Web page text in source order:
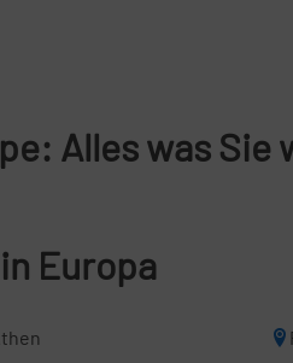
Alles was Sie
Europa